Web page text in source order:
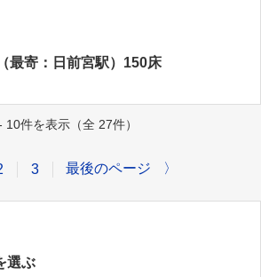
最寄：日前宮駅）150床
10件を表示（全 27件）
3 最後のページ 〉
選ぶ